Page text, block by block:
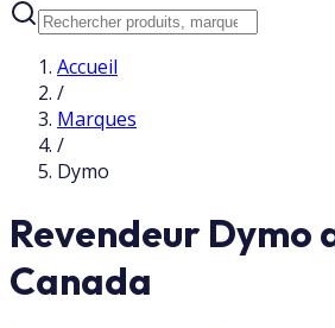
Accueil
/
Marques
/
Dymo
Revendeur Dymo
Canada